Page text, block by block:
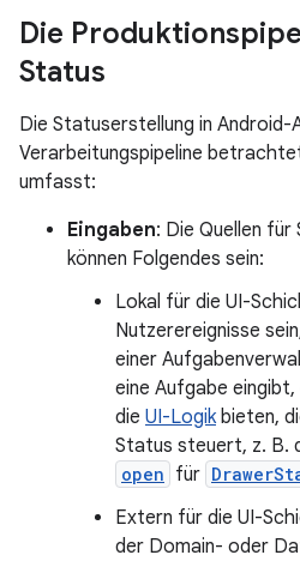
Die
Status
Die Statuserstellung in Android-
Verarbeitungspipeline
umfasst:
Eingaben: Die Quellen für
können Folgendes sein:
Lokal für die UI-
Nutzerereignisse
einer
eine Aufgabe
die UI-Logikbieten,
Status steuert, z. B.
open für
Extern für die UI-
der Domain- oder